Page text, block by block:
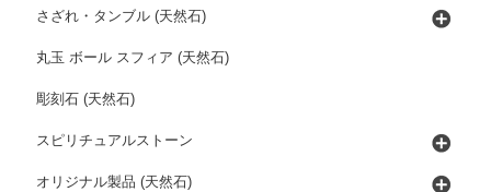
さざれ・タンブル (天然石)
丸玉 ボール スフィア (天然石)
彫刻石 (天然石)
スピリチュアルストーン
オリジナル製品 (天然石)